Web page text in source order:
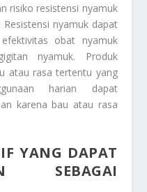
risiko resistensi nyamuk
nyamuk dapat
obat nyamuk
nyamuk. Produk
atau rasa tertentu yang
harian dapat
karena bau atau rasa
YANG DAPAT
SEBAGAI